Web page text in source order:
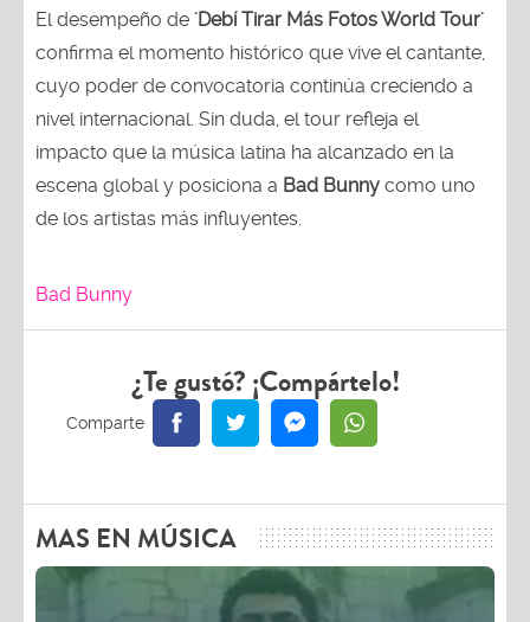
El desempeño de 'Debí Tirar Más Fotos World Tour'
confirma el momento histórico que vive el cantante,
cuyo poder de convocatoria continúa creciendo a
nivel internacional. Sin duda, el tour refleja el
impacto que la música latina ha alcanzado en la
escena global y posiciona a Bad Bunny como uno
de los artistas más influyentes.
Bad Bunny
¿Te gustó? ¡Compártelo!
MAS EN MÚSICA